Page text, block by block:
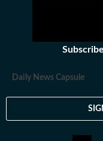
থেকে। এরপর কলকাতা
বই পড়ে এবং বিভিন্ন বিষয়ে
Daily News Capsule